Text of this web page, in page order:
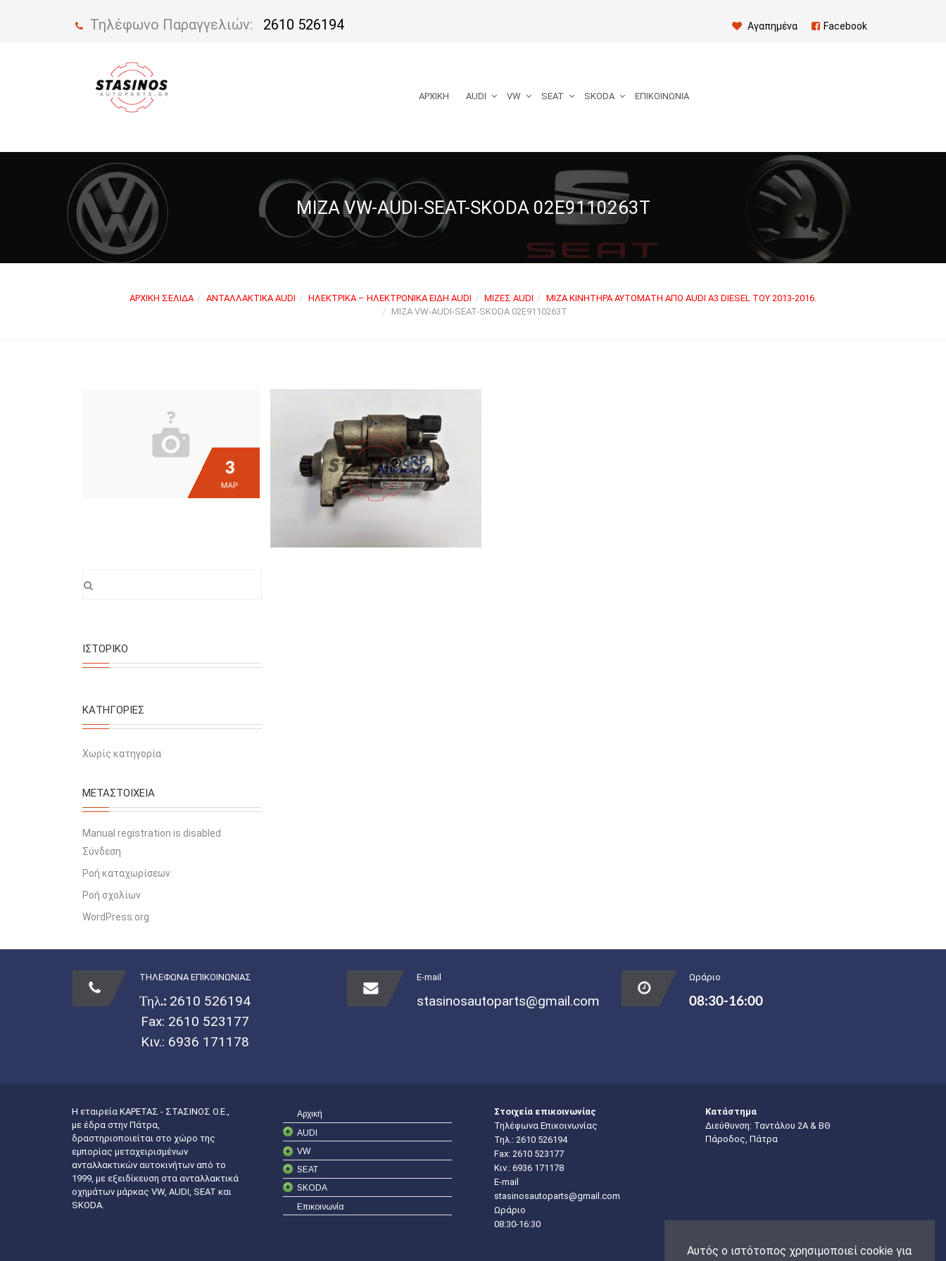
Αυτός ο ιστότοπος χρησιμοποιεί cookie για
Τηλέφωνο Παραγγελιών: 2610 526194 Αγαπημένα Facebook
ΑΡΧΙΚΉ AUDI VW SEAT SKODA ΕΠΙΚΟΙΝΩΝΊΑ
MIZA VW-AUDI-SEAT-SKODA 02E9110263T
ΑΡΧΙΚΉ ΣΕΛΊΔΑ ΑΝΤΑΛΛΑΚΤΙΚΆ AUDI ΗΛΕΚΤΡΙΚΆ – ΗΛΕΚΤΡΟΝΙΚΆ ΕΊΔΗ AUDI ΜΊΖΕΣ AUDI
ΜΊΖΑ ΚΙΝΗΤΉΡΑ ΑΥΤΌΜΑΤΗ ΑΠΌ AUDI A3 DIESEL ΤΟΥ 2013-2016.
MIZA VW-AUDI-SEAT-SKODA 02E9110263T
3
ΜΑΡ
ΙΣΤΟΡΙΚΌ
KΑΤΗΓΟΡΊΕΣ
Χωρίς κατηγορία
ΜΕΤΑΣΤΟΙΧΕΊΑ
Manual registration is disabled
Σύνδεση
Ροή καταχωρίσεων
Ροή σχολίων
WordPress.org
ΤΗΛΕΦΩΝΑ ΕΠΙΚΟΙΝΩΝΙΑΣ
Τηλ.: 2610 526194
Fax: 2610 523177
Κιν.: 6936 171178
E-mail
stasinosautoparts@gmail.com
Ωράριο
08:30-16:00
Η εταιρεία ΚΑΡΕΤΑΣ - ΣΤΑΣΙΝΟΣ Ο.Ε.,
με έδρα στην Πάτρα,
δραστηριοποιείται στο χώρο της
εμπορίας μεταχειρισμένων
ανταλλακτικών αυτοκινήτων από το
1999, με εξειδίκευση στα ανταλλακτικά
οχημάτων μάρκας VW, AUDI, SEAT και
SKODA.
Αρχική
AUDI
VW
SEAT
SKODA
Επικοινωνία
Στοιχεία επικοινωνίας
Τηλέφωνα Επικοινωνίας
Τηλ.: 2610 526194
Fax: 2610 523177
Κιν.: 6936 171178
E-mail
stasinosautoparts@gmail.com
Ωράριο
08:30-16:30
Κατάστημα
Διεύθυνση: Ταντάλου 2Α & ΒΘ
Πάροδος, Πάτρα